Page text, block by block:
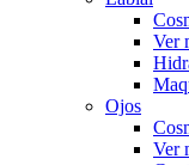
Ver
Ojos
Ver